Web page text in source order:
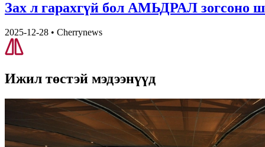
Зах л гарахгүй бол АМЬДРАЛ зогсоно
2025-12-28 • Cherrynews
Ижил төстэй мэдээнүүд